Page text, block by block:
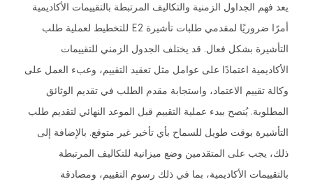
يعد فهم الجداول الزمنية والتكاليف المرتبطة بالتقييمات الأكاديمية
أمرًا ضروريًا لمقدمي طلبات تأشيرة E2 للتخطيط لعملية طلب
التأشيرة بشكل فعال. قد يختلف الجدول الزمني للتقييمات
الأكاديمية اعتمادًا على عوامل مثل تعقيد التقييم، وعبء العمل على
وكالة تقييم الاعتماد، واستجابة مقدم الطلب في تقديم الوثائق
المطلوبة. يُنصح ببدء عملية التقييم قبل الموعد النهائي لتقديم طلب
التأشيرة بوقت طويل للسماح بأي تأخير غير متوقع. بالإضافة إلى
ذلك، يجب على المتقدمين وضع ميزانية للتكاليف المرتبطة
بالتقييمات الأكاديمية، بما في ذلك رسوم التقييم، ومصادقة